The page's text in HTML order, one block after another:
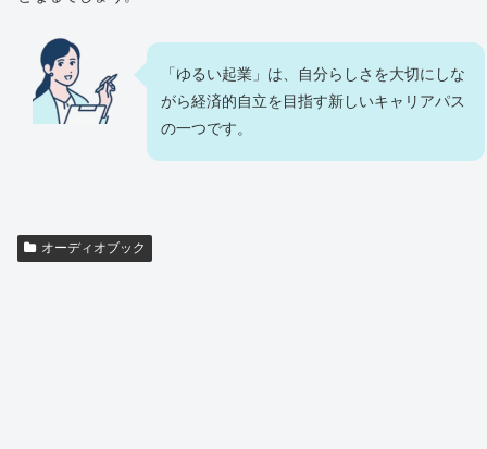
「ゆるい起業」は、自分らしさを大切にしな
がら経済的自立を目指す新しいキャリアパス
の一つです。
オーディオブック